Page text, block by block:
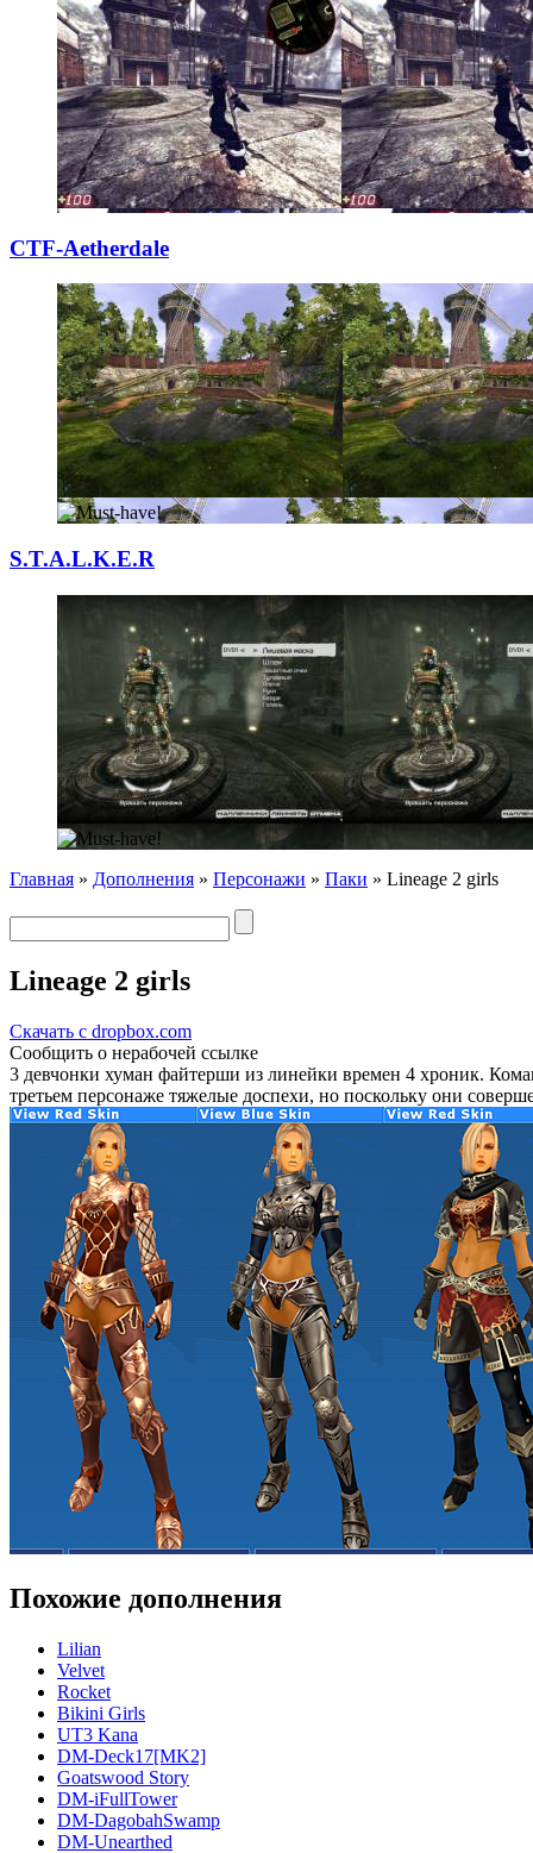
CTF-Aetherdale
S.T.A.L.K.E.R
Главная » Дополнения » Персонажи » Паки » Lineage 2 girls
Lineage 2 girls
Скачать с dropbox.com
Сообщить о нерабочей ссылке
3 девчонки хуман файтерши из линейки времен 4 хроник.
третьем персонаже тяжелые доспехи, но поскольку они
Похожие дополнения
Lilian
Velvet
Rocket
Bikini Girls
UT3 Kana
DM-Deck17[MK2]
Goatswood Story
DM-iFullTower
DM-DagobahSwamp
DM-Unearthed